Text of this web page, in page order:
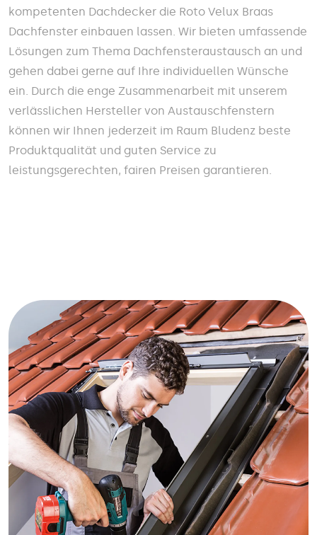
kompetenten Dachdecker die Roto Velux Braas
Dachfenster einbauen lassen. Wir bieten umfassende
Lösungen zum Thema Dachfensteraustausch an und
gehen dabei gerne auf Ihre individuellen Wünsche
ein. Durch die enge Zusammenarbeit mit unserem
verlässlichen Hersteller von Austauschfenstern
können wir Ihnen jederzeit im Raum Bludenz beste
Produktqualität und guten Service zu
leistungsgerechten, fairen Preisen garantieren.